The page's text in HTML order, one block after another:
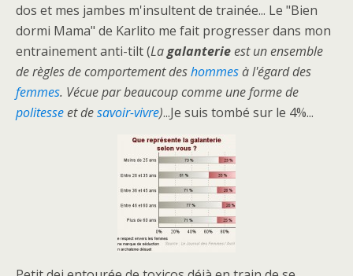
dos et mes jambes m'insultent de trainée... Le "Bien
dormi Mama" de Karlito me fait progresser dans mon
entrainement anti-tilt (Lagalanterieest un ensemble
de règles de comportement deshommesà l'égard des
femmes. Vécue par beaucoup comme une forme de
politesseet desavoir-vivre)...Je suis tombé sur le 4%...